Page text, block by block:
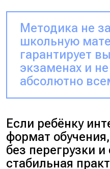
Методика не
школьную
гарантирует
экзаменах и
абсолютно
Если ребёнку
формат
без перегрузки и
стабильная